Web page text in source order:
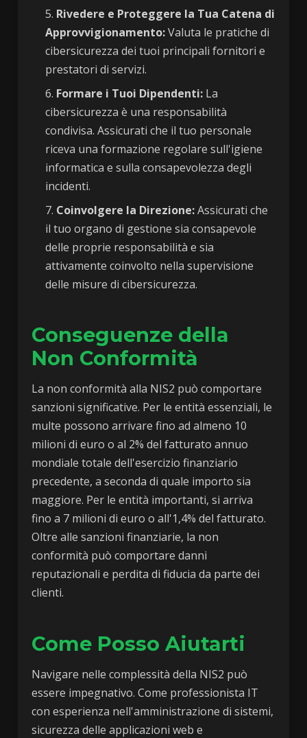
Rivedere e Proteggere la Tua Catena di
Approvvigionamento:Valuta le pratiche di
cibersicurezza dei tuoi principali fornitori e
prestatori di servizi.
Formare i Tuoi Dipendenti: La
cibersicurezza è una responsabilità
condivisa. Assicurati che il tuo personale
riceva una formazione regolare sull'igiene
informatica e sulla consapevolezza degli
incidenti.
Coinvolgere la Direzione:Assicurati che
il tuo organo di gestione sia consapevole
delle proprie responsabilità e sia
attivamente coinvolto nella supervisione
delle misure di cibersicurezza.
Conseguenze della
Non Conformità
La non conformità alla NIS2 può comportare
sanzioni significative. Per le entità essenziali, le
multe possono arrivare fino ad almeno 10
milioni di euro o al 2% del fatturato annuo
mondiale totale dell'esercizio finanziario
precedente, a seconda di quale importo sia
maggiore. Per le entità importanti, si arriva
fino a 7 milioni di euro o all'1,4% del fatturato.
Oltre alle sanzioni finanziarie, la non
conformità può comportare danni
reputazionali e perdita di fiducia da parte dei
clienti.
Come Posso Aiutarti
Navigare nelle complessità della NIS2 può
essere impegnativo. Come professionista IT
con esperienza nell'amministrazione di sistemi,
sicurezza delle applicazioni web e